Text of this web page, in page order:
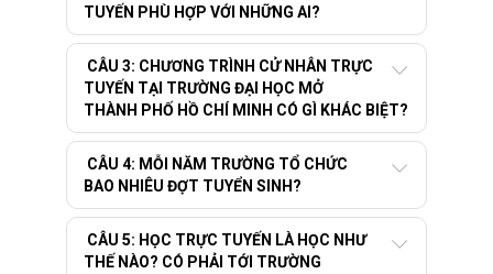
TUYẾN PHÙ HỢP VỚI NHỮNG AI?
CÂU 3: CHƯƠNG TRÌNH CỬ NHÂN TRỰC
TUYẾN TẠI TRƯỜNG ĐẠI HỌC MỞ
THÀNH PHỐ HỒ CHÍ MINH CÓ GÌ KHÁC BIỆT?
CÂU 4: MỖI NĂM TRƯỜNG TỔ CHỨC
BAO NHIÊU ĐỢT TUYỂN SINH?
CÂU 5: HỌC TRỰC TUYẾN LÀ HỌC NHƯ
THẾ NÀO? CÓ PHẢI TỚI TRƯỜNG